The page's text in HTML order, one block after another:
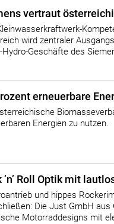
vertraut
wird zentraler
Hydro-Geschäfte des
erneuerbare
Energien zu nutzen.
’n’ Roll Optik mit
und hippes
Die Just GmbH aus
Motorraddesigns mit